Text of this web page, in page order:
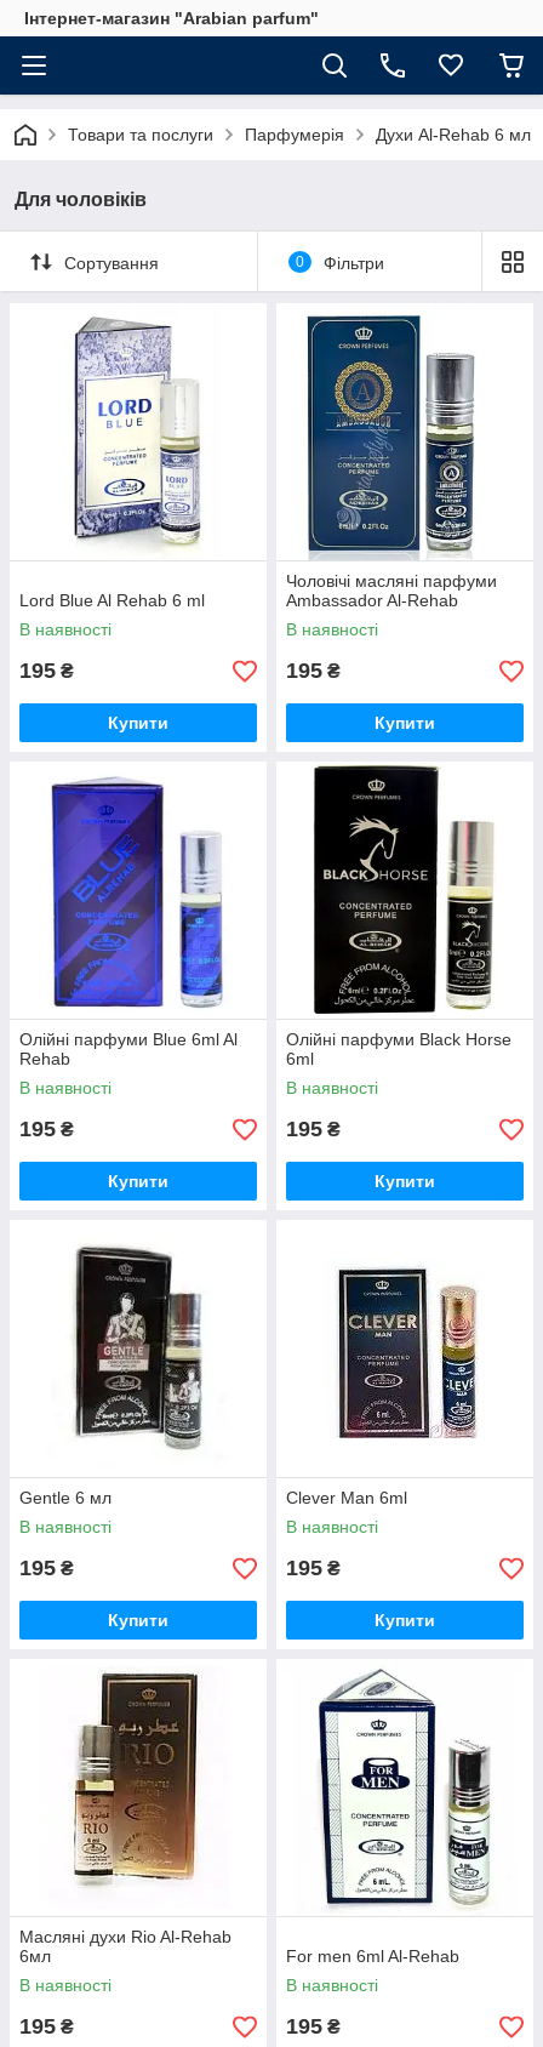
Інтернет-магазин "Arabian parfum"
Товари та послуги Парфумерія Духи Al-Rehab 6 мл
Для чоловіків
Сортування 0 Фільтри
Lord Blue Al Rehab 6 ml
В наявності
195 ₴
Купити
Чоловічі масляні парфуми
Ambassador Al-Rehab
В наявності
195 ₴
Купити
Олійні парфуми Blue 6ml Al
Rehab
В наявності
195 ₴
Купити
Олійні парфуми Black Horse
6ml
В наявності
195 ₴
Купити
Gentle 6 мл
В наявності
195 ₴
Купити
Clever Man 6ml
В наявності
195 ₴
Купити
Масляні духи Rio Al-Rehab
6мл
В наявності
195 ₴
For men 6ml Al-Rehab
В наявності
195 ₴